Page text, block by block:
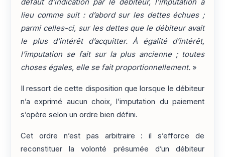
défaut d’indication par le débiteur, l’imputation a
lieu comme suit : d’abord sur les dettes échues ;
parmi celles-ci, sur les dettes que le débiteur avait
le plus d’intérêt d’acquitter. À égalité d’intérêt,
l’imputation se fait sur la plus ancienne ; toutes
choses égales, elle se fait proportionnellement. »
Il ressort de cette disposition que lorsque le débiteur
n’a exprimé aucun choix, l’imputation du paiement
s’opère selon un ordre bien défini.
Cet ordre n’est pas arbitraire : il s’efforce de
reconstituer la volonté présumée d’un débiteur